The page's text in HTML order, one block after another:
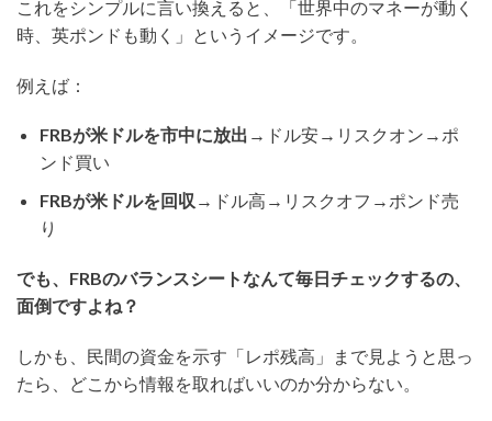
これをシンプルに言い換えると、「世界中のマネーが動く
時、英ポンドも動く」というイメージです。
例えば：
FRBが米ドルを市中に放出 →ドル安→リスクオン→ポ
ンド買い
FRBが米ドルを回収 →ドル高→リスクオフ→ポンド売
り
でも、FRBのバランスシートなんて毎日チェックするの、
面倒ですよね？
しかも、民間の資金を示す「レポ残高」まで見ようと思っ
たら、どこから情報を取ればいいのか分からない。